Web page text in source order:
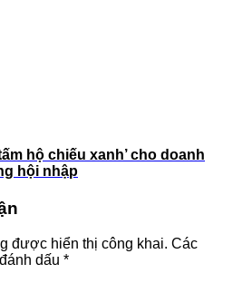
hộ chiếu xanh’ cho doanh
hội nhập
được hiển thị công khai. Các
dấu *